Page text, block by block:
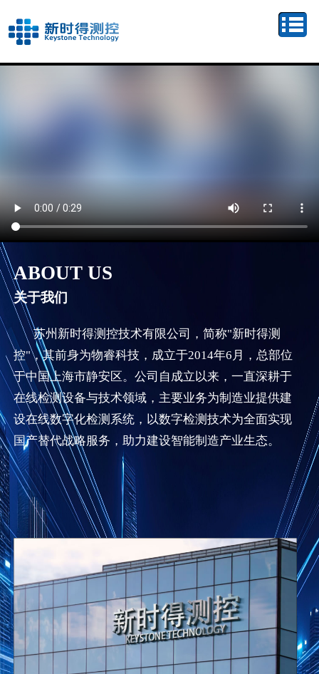
苏州新时得测控技术有限公司，简称"新时得测
控"，其前身为物睿科技，成立于2014年6月，总部位
于中国上海市静安区。公司自成立以来，一直深耕于
在线检测设备与技术领域，主要业务为制造业提供建
设在线数字化检测系统，以数字检测技术为全面实现
国产替代战略服务，助力建设智能制造产业生态。
关于我们
ABOUT US